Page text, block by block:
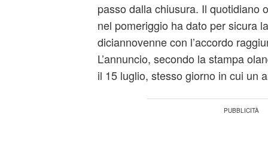
passo dalla chiusura. Il quotidiano
nel pomeriggio ha dato per sicura
diciannovenne con l’accordo
L’annuncio, secondo la stampa
il 15 luglio, stesso giorno in cui un